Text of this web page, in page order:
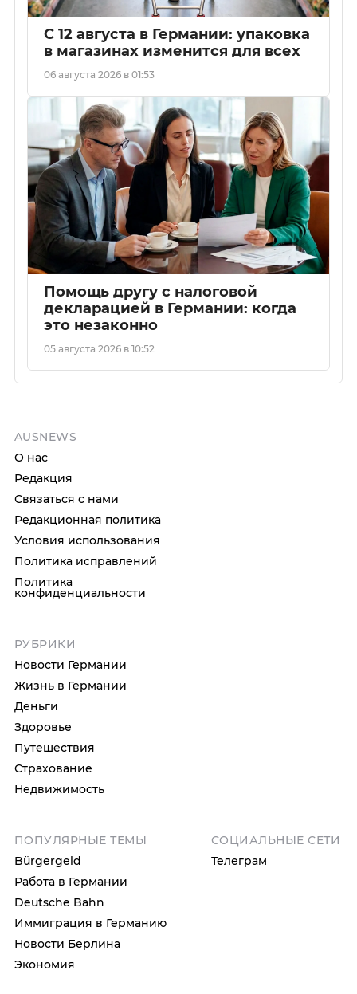
С 12 августа в Германии: упаковка
в магазинах изменится для всех
06 августа 2026 в 01:53
Помощь другу с налоговой
декларацией в Германии: когда
это незаконно
05 августа 2026 в 10:52
AUSNEWS
О нас
Редакция
Связаться с нами
Редакционная политика
Условия использования
Политика исправлений
Политика
конфиденциальности
РУБРИКИ
Новости Германии
Жизнь в Германии
Деньги
Здоровье
Путешествия
Страхование
Недвижимость
ПОПУЛЯРНЫЕ ТЕМЫ
Bürgergeld
Работа в Германии
Deutsche Bahn
Иммиграция в Германию
Новости Берлина
Экономия
СОЦИАЛЬНЫЕ СЕТИ
Телеграм